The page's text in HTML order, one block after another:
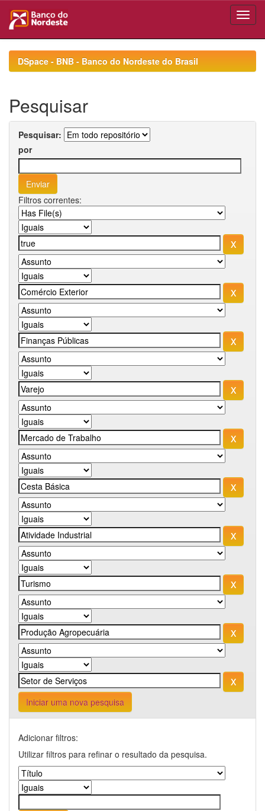
navigationDSpace - BNB - Banco do Nordeste do Brasil
Pesquisar
Pesquisar:
por
Filtros correntes:
Iniciar uma nova pesquisa
Adicionar filtros:
Utilizar filtros para refinar o resultado da pesquisa.